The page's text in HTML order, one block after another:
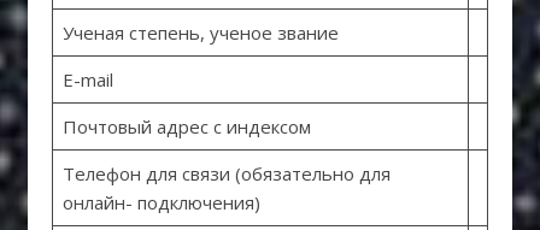
Ученая степень, ученое звание
E-mail
Почтовый адрес с индексом
Телефон для связи (обязательно для
онлайн- подключения)